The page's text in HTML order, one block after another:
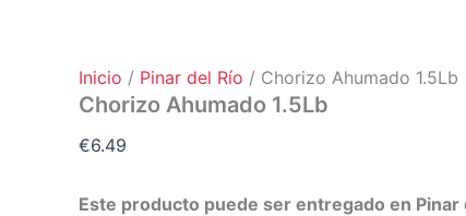
Inicio / Pinar del Río / Chorizo Ahumado 1.5Lb
Chorizo Ahumado 1.5Lb
€6.49
Este producto puede ser entregado en Pinar